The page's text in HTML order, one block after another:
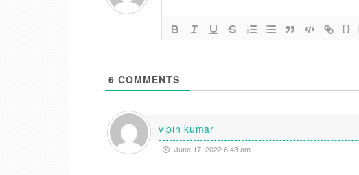
{}
6 COMMENTS
vipin kumar
June 17, 2022 6:43 am